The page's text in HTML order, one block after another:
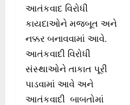
આતંકવાદ વિરોધી
કાયદાઓને મજબૂત અને
નક્કર બનાવવામાં આવે.
આતંકવાદી વિરોધી
સંસ્થાઓને તાકાત પૂરી
પાડવામાં આવે અને
આતંકવાદી બાબતોમાં